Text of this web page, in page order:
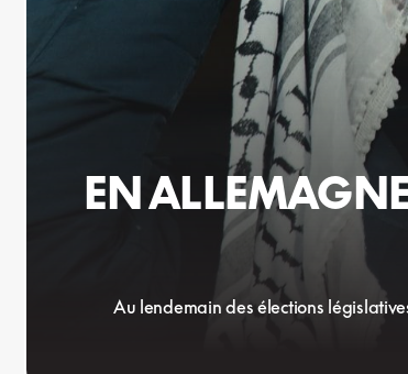
EN
Au lendemain des élections